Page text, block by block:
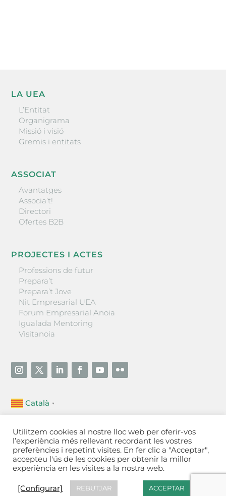
LA UEA
L’Entitat
Organigrama
Missió i visió
Gremis i entitats
ASSOCIAT
Avantatges
Associa’t!
Directori
Ofertes B2B
PROJECTES I ACTES
Professions de futur
Prepara’t
Prepara’t Jove
Nit Empresarial UEA
Forum Empresarial Anoia
Igualada Mentoring
Visitanoia
Català ▼
Unió Empresarial de l’Anoia (UEA)
Ctra. de Manresa, 131, 08700 – Igualada(Barcelona)
Tel 93 805 22 92
Contactar
Política
de cookies [Configurar]
Utilitzem cookies al nostre lloc web per oferir-vos
l’experiència més rellevant recordant les vostres
preferències i repetint visites. En fer clic a "Acceptar",
accepteu l'ús de les cookies per obtenir la millor
experiència en les visites a la nostra web.
[Configurar] REBUTJAR ACCEPTAR